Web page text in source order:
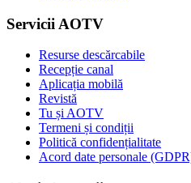
Servicii AOTV
Resurse descărcabile
Recepție canal
Aplicația mobilă
Revistă
Tu și AOTV
Termeni și condiții
Politică confidențialitate
Acord date personale